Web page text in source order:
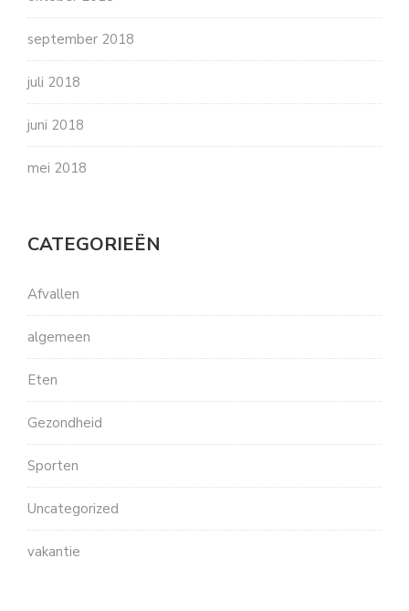
september 2018
juli 2018
juni 2018
mei 2018
CATEGORIEËN
Afvallen
algemeen
Eten
Gezondheid
Sporten
Uncategorized
vakantie